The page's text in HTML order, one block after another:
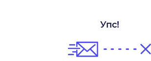
Упс!